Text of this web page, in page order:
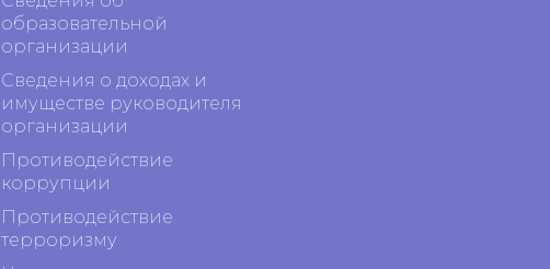
образовательной
организации
Сведения о доходах и
имуществе руководителя
организации
Противодействие
коррупции
Противодействие
терроризму